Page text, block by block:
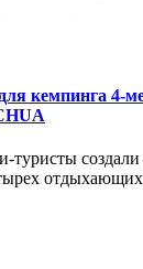
кемпинга 4-
туристы